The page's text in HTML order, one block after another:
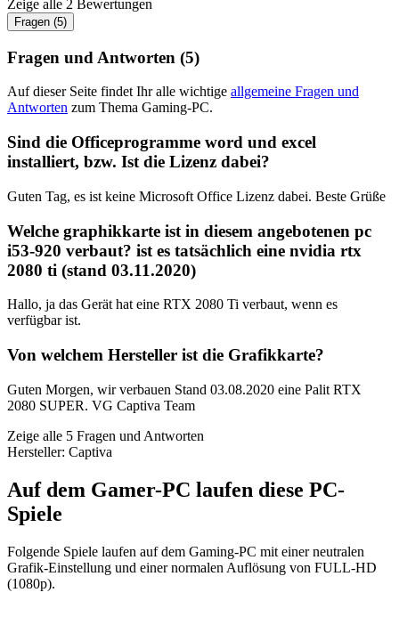
Zeige alle 2 Bewertungen
Fragen (5)
Fragen und Antworten (5)
Auf dieser Seite findet Ihr alle wichtige allgemeine Fragen und
Antworten zum Thema Gaming-PC.
Sind die Officeprogramme word und excel
installiert, bzw. Ist die Lizenz dabei?
Guten Tag, es ist keine Microsoft Office Lizenz dabei. Beste Grüße
Welche graphikkarte ist in diesem angebotenen pc
i53-920 verbaut? ist es tatsächlich eine nvidia rtx
2080 ti (stand 03.11.2020)
Hallo, ja das Gerät hat eine RTX 2080 Ti verbaut, wenn es
verfügbar ist.
Von welchem Hersteller ist die Grafikkarte?
Guten Morgen, wir verbauen Stand 03.08.2020 eine Palit RTX
2080 SUPER. VG Captiva Team
Zeige alle 5 Fragen und Antworten
Hersteller: Captiva
Auf dem Gamer-PC laufen diese PC-
Spiele
Folgende Spiele laufen auf dem Gaming-PC mit einer neutralen
Grafik-Einstellung und einer normalen Auflösung von FULL-HD
(1080p).